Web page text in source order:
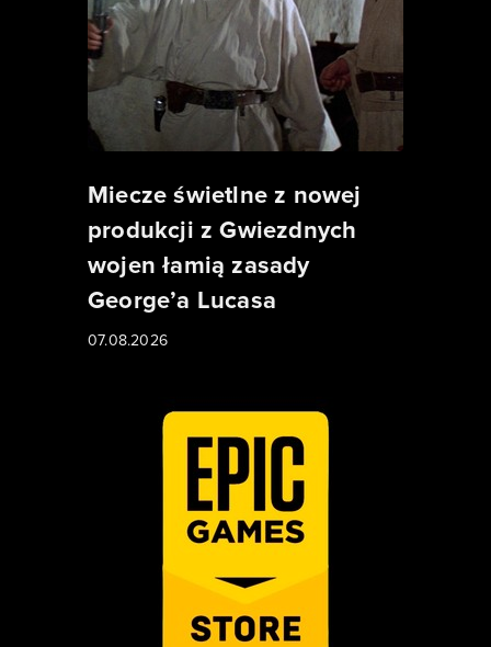
Miecze świetlne z nowej
produkcji z Gwiezdnych
wojen łamią zasady
George’a Lucasa
07.08.2026